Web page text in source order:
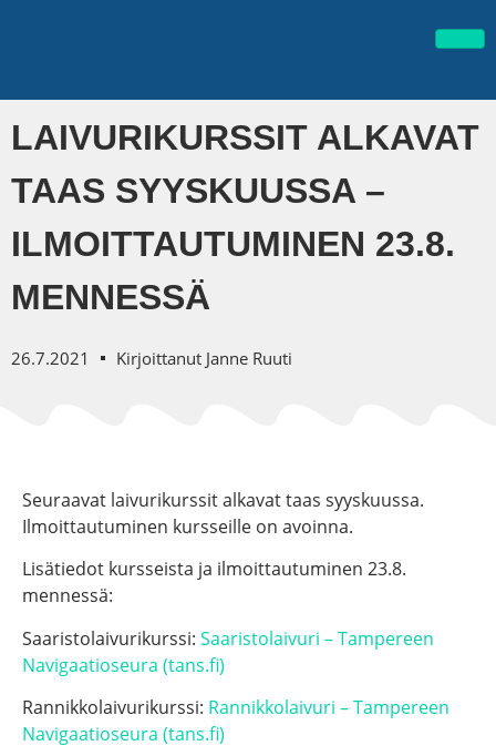
LAIVURIKURSSIT ALKAVAT
TAAS SYYSKUUSSA –
ILMOITTAUTUMINEN 23.8.
MENNESSÄ
26.7.2021 Kirjoittanut Janne Ruuti
Seuraavat laivurikurssit alkavat taas syyskuussa.
Ilmoittautuminen kursseille on avoinna.
Lisätiedot kursseista ja ilmoittautuminen 23.8.
mennessä:
Saaristolaivurikurssi: Saaristolaivuri – Tampereen
Navigaatioseura (tans.fi)
Rannikkolaivurikurssi: Rannikkolaivuri – Tampereen
Navigaatioseura (tans.fi)